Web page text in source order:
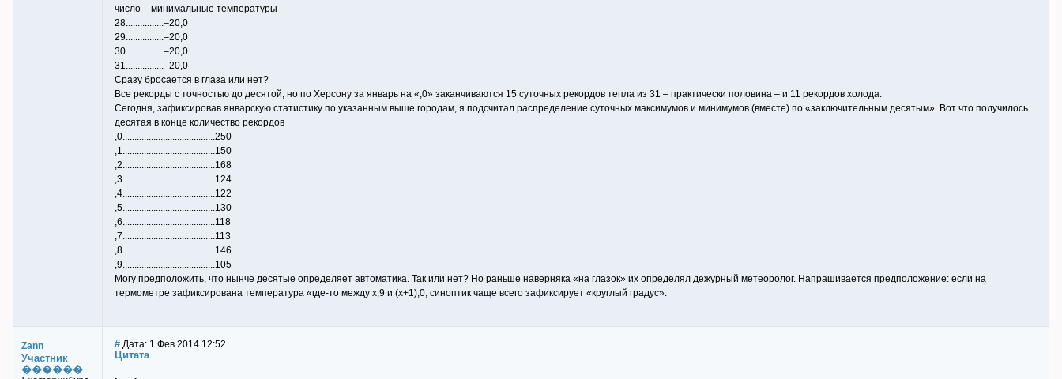
число – минимальные температуры
28................–20,0
29................–20,0
30................–20,0
31................–20,0
Сразу бросается в глаза или нет?
Все рекорды с точностью до десятой, но по Херсону за январь на «,0» заканчиваются 15 суточных рекордов тепла из 31 – практически половина – и 11 рекордов холода.
Сегодня, зафиксировав январскую статистику по указанным выше городам, я подсчитал распределение суточных максимумов и минимумов (вместе) по «заключительным десятым». Вот что получилось.
десятая в конце количество рекордов
,0.......................................250
,1.......................................150
,2.......................................168
,3.......................................124
,4.......................................122
,5.......................................130
,6.......................................118
,7.......................................113
,8.......................................146
,9.......................................105
Могу предположить, что нынче десятые определяет автоматика. Так или нет? Но раньше наверняка «на глазок» их определял дежурный метеоролог. Напрашивается предположение: если на
термометре зафиксирована температура «где-то между х,9 и (х+1),0, синоптик чаще всего зафиксирует «круглый градус».
Zann
Участник
������
# Дата: 1 Фев 2014 12:52
Цитата